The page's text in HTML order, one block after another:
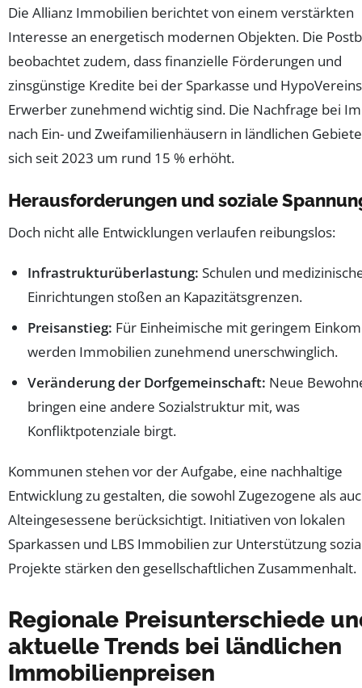
Die Allianz Immobilien berichtet von einem verstärkten
Interesse an energetisch modernen Objekten. Die
beobachtet zudem, dass finanzielle Förderungen und
zinsgünstige Kredite bei der Sparkasse und
Erwerber zunehmend wichtig sind. Die Nachfrage bei
nach Ein- und Zweifamilienhäusern in ländlichen
sich seit 2023 um rund 15 % erhöht.
Herausforderungen und soziale
Doch nicht alle Entwicklungen verlaufen reibungslos:
Infrastrukturüberlastung: Schulen und
Einrichtungen stoßen an Kapazitätsgrenzen.
Preisanstieg: Für Einheimische mit geringem
werden Immobilien zunehmend unerschwinglich.
Veränderung der Dorfgemeinschaft: Neue
bringen eine andere Sozialstruktur mit, was
Konfliktpotenziale birgt.
Kommunen stehen vor der Aufgabe, eine nachhaltige
Entwicklung zu gestalten, die sowohl Zugezogene als
Alteingesessene berücksichtigt. Initiativen von lokalen
Sparkassen und LBS Immobilien zur Unterstützung
Projekte stärken den gesellschaftlichen Zusammenhalt.
Regionale Preisunterschiede
aktuelle Trends bei ländlichen
Immobilienpreisen